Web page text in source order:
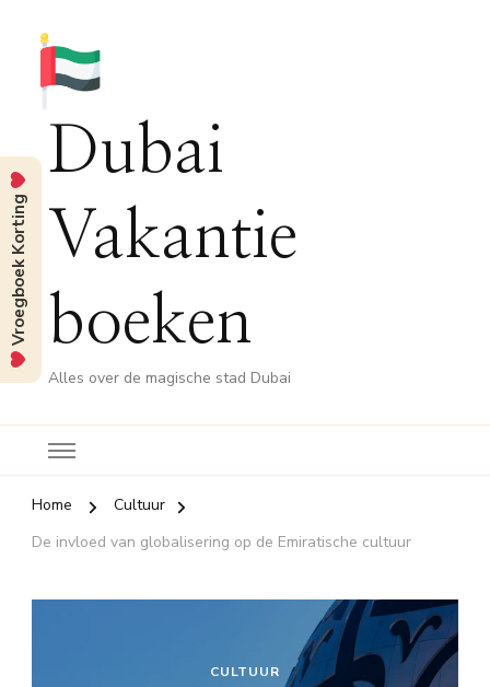
Dubai
Vakantie
boeken
Alles over de magische stad Dubai
Home
Cultuur
De invloed van globalisering op de Emiratische cultuur
CULTUUR
Vroegboek Korting